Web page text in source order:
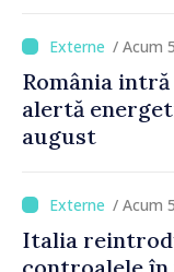
/ Acum
România
alertă
august
/ Acum
Italia